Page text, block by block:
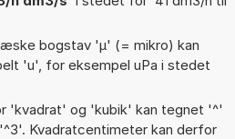
bogstav 'µ' (= mikro) kan
'u', for eksempel uPa i stedet
'kvadrat' og 'kubik' kan tegnet '^'
Kvadratcentimeter kan derfor